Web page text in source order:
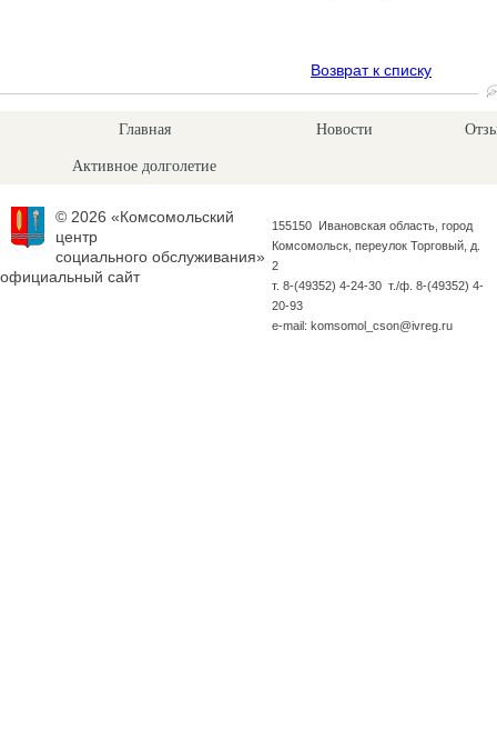
Возврат к списку
Главная Новости
Активное долголетие
© 2026 «Комсомольский
центр
социального обслуживания»
официальный сайт
155150 Ивановская область, город
Комсомольск, переулок Торговый, д.
2
т. 8-(49352) 4-24-30 т./ф. 8-(49352) 4-
20-93
e-mail: komsomol_cson@ivreg.ru